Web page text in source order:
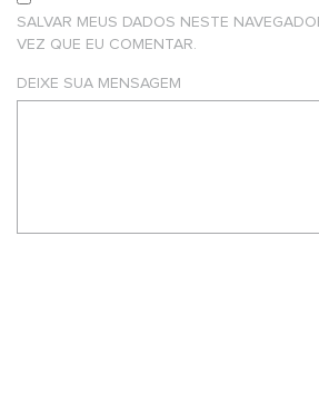
SALVAR MEUS DADOS NESTE
VEZ QUE EU COMENTAR.
DEIXE SUA MENSAGEM